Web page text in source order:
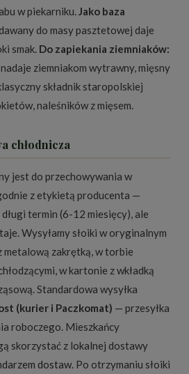
w piekarniku.Jako baza
do masy pasztetowej daje
smak. Do zapiekania ziemniaków:
ziemniakom wytrawny, mięsny
składnik staropolskiej
naleśników z mięsem.
chłodnicza
jest do przechowywania w
z etykietą producenta —
termin (6-12 miesięcy), ale
Wysyłamy słoiki w oryginalnym
metalową zakrętką, w torbie
w kartonie z wkładką
Standardowa wysyłka
(kurier i Paczkomat) — przesyłka
roboczego. Mieszkańcy
skorzystać z lokalnej dostawy
dostaw. Po otrzymaniu słoiki